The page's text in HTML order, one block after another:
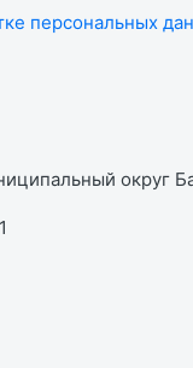
персональных
округ